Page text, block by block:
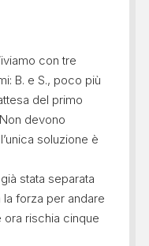
con tre
B. e S., poco più
del primo
devono
soluzione è
stata separata
la forza per andare
ora rischia cinque